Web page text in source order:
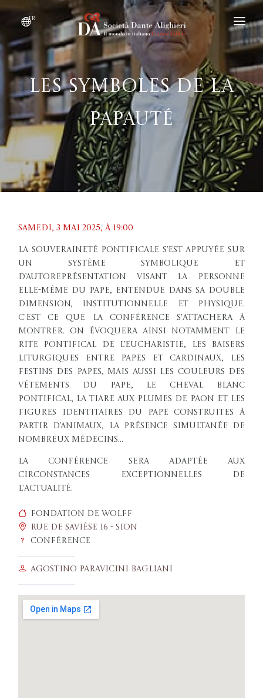
fr
DEVENIR MEMBRE
QUI SOMMES-NOUS ?
ÉVÉNEMENTS
CONVENTIONS
Les symboles de la
papauté
Samedi, 3 mai 2025, À 19:00
La souveraineté pontificale s’est appuyée sur
un système symbolique et
d’autoreprésentation visant la personne
elle-même du pape, entendue dans sa double
dimension, institutionnelle et physique.
C'est ce que la conférence s'attachera à
montrer. On évoquera ainsi notamment le
rite pontifical de l’eucharistie, les baisers
liturgiques entre papes et cardinaux, les
festins des papes, mais aussi les couleurs des
vêtements du pape, le cheval blanc
pontifical, la tiare aux plumes de paon et les
figures identitaires du pape construites à
partir d’animaux, la présence simultanée de
nombreux médecins...
La conférence sera adaptée aux
circonstances exceptionnelles de
l'actualité.
Fondation de Wolff
Rue de Savièse 16 - Sion
Conférence
Agostino Paravicini Bagliani